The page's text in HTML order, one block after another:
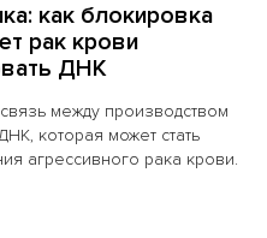
как блокировка
рак крови
ДНК
между производством
которая может стать
агрессивного рака крови.